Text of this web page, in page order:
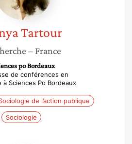
Tartour
– France
po Bordeaux
de conférences en
à Sciences Po Bordeaux
de l’action publique
Sociologie